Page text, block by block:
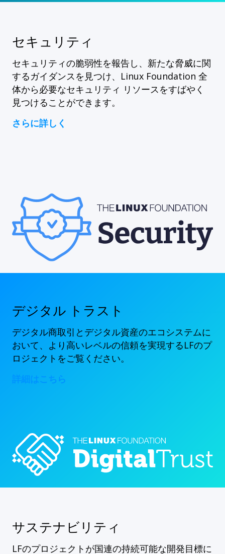
セキュリティ
セキュリティの脆弱性を報告し、新たな脅威に関
するガイダンスを見つけ、Linux Foundation 全
体から必要なセキュリティ リソースをすばやく
見つけることができます。
さらに詳しく
デジタル トラスト
デジタル商取引とデジタル資産のエコシステムに
おいて、より高いレベルの信頼を実現するLFのプ
ロジェクトをご覧ください。
詳細はこちら
サステナビリティ
LFのプロジェクトが国連の持続可能な開発目標に